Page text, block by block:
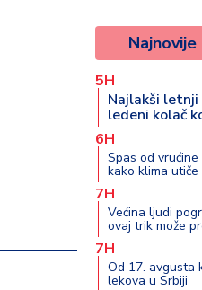
Najnovije
5H
Najlakši
ledeni kolač
6H
Spas od
kako klima
7H
Većina ljudi
ovaj trik može
7H
Od 17. avgusta
lekova u Srbiji